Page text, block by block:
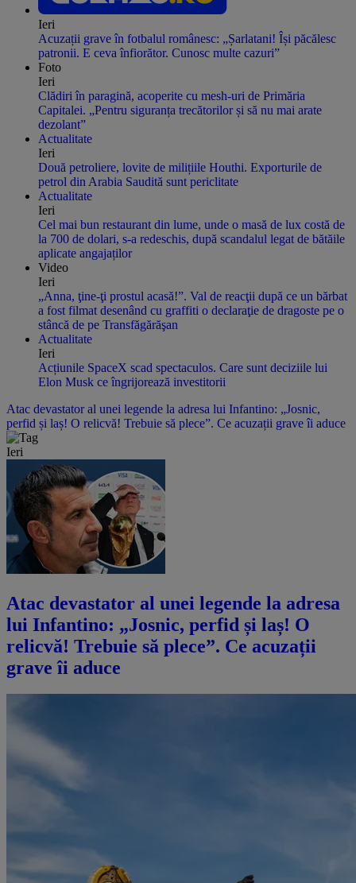
Ieri
Acuzații grave în fotbalul românesc: „Șarlatani! Își păcălesc
patronii. E ceva înfiorător. Cunosc multe cazuri”
Foto
Ieri
Clădiri în paragină, acoperite cu mesh-uri de Primăria
Capitalei. „Pentru siguranța trecătorilor și să nu mai arate
dezolant”
Actualitate
Ieri
Două petroliere, lovite de milițiile Houthi. Exporturile de
petrol din Arabia Saudită sunt periclitate
Actualitate
Ieri
Cel mai bun restaurant din lume, unde o masă de lux costă de
la 700 de dolari, s-a redeschis, după scandalul legat de bătăile
aplicate angajaților
Video
Ieri
„Anna, ţine-ţi prostul acasă!”. Val de reacţii după ce un bărbat
a fost filmat desenând cu graffiti o declaraţie de dragoste pe o
stâncă de pe Transfăgărăşan
Actualitate
Ieri
Acțiunile SpaceX scad spectaculos. Care sunt deciziile lui
Elon Musk ce îngrijorează investitorii
Atac devastator al unei legende la adresa lui Infantino: „Josnic,
perfid și laș! O relicvă! Trebuie să plece”. Ce acuzații grave îi aduce
Ieri
Atac devastator al unei legende la adresa
lui Infantino: „Josnic, perfid și laș! O
relicvă! Trebuie să plece”. Ce acuzații
grave îi aduce